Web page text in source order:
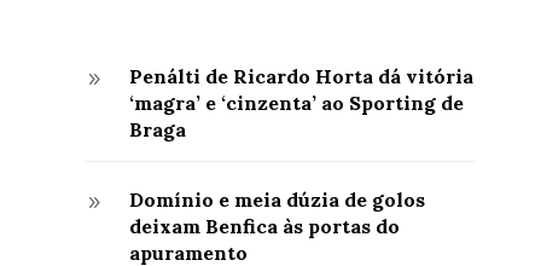
9
Penálti de Ricardo Horta dá vitória
‘magra’ e ‘cinzenta’ ao Sporting de
Braga
9
Domínio e meia dúzia de golos
deixam Benfica às portas do
apuramento